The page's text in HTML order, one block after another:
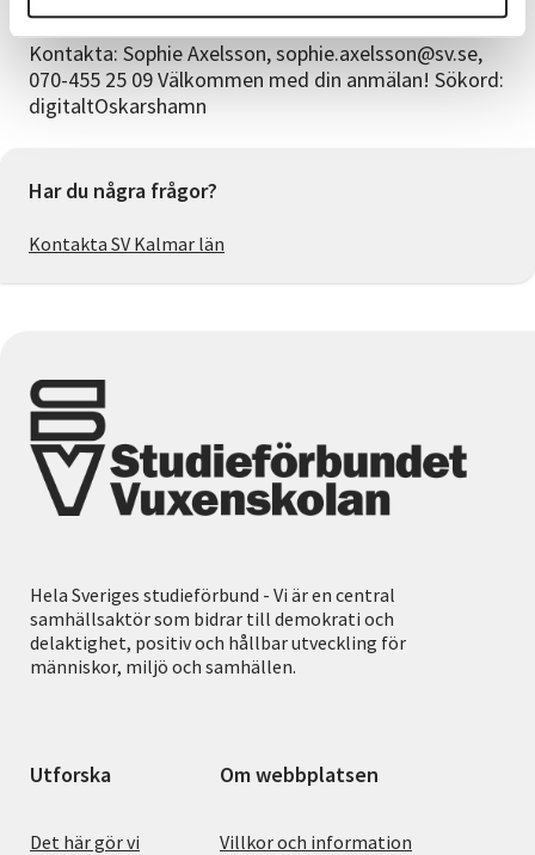
Frågor?
Kontakta: Sophie Axelsson, sophie.axelsson@sv.se,
070-455 25 09 Välkommen med din anmälan! Sökord:
digitaltOskarshamn
Har du några frågor?
Kontakta SV Kalmar län
Hela Sveriges studieförbund - Vi är en central
samhällsaktör som bidrar till demokrati och
delaktighet, positiv och hållbar utveckling för
människor, miljö och samhällen.
Utforska
Det här gör vi
Om webbplatsen
Villkor och information